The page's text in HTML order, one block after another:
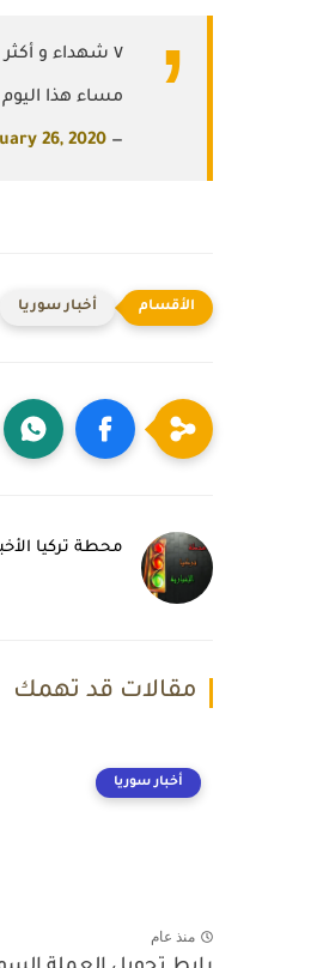
٧ شهداء و أكثر من ٢٠ إصابة حصيلة أولية لتفجير الإرهابي بسيارة مفخخة ضرب وسط مدينة
مساء هذا اليوم
— Ahmad Bakkar (@abosalem390)
26, 2020
أخبار سوريا
محطة تركيا
مقالات قد تهمك
أخبار سوريا
منذ عام